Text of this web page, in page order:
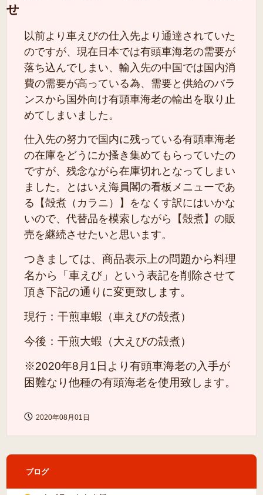
せ
以前より車えびの仕入先より通達されていた
のですが、現在日本では有頭車海老の需要が
落ち込んでしまい、輸入先の中国では国内消
費の需要が高っている為、需要と供給のバラ
ンスから国外向け有頭車海老の輸出を取り止
めてしまいました。
仕入先の努力で国内に残っている有頭車海老
の在庫をどうにか搔き集めてもらっていたの
ですが、残念ながら在庫切れとなってしまい
ました。とはいえ海員閣の看板メニューであ
る【殻煮（カラニ）】をなくす訳にはいかな
いので、代替品を模索しながら【殻煮】の販
売を継続させたいと思います。
つきましては、商品表示上の問題から料理
名から「車えび」という表記を削除させて
頂き下記の通りに変更致します。
現行：干煎車蝦（車えびの殻煮）
今後：干煎大蝦（大えびの殻煮）
※2020年8月1日より有頭車海老の入手が
困難なり他種の有頭海老を使用致します。
2020年08月01日
ブログ